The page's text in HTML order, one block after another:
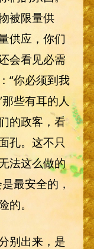
被限量供
供应，你们
会看见必需
“你必须到我
些有耳的人
的政客，看
孔。这不只
法这么做的
最安全的，
的。
别出来，是